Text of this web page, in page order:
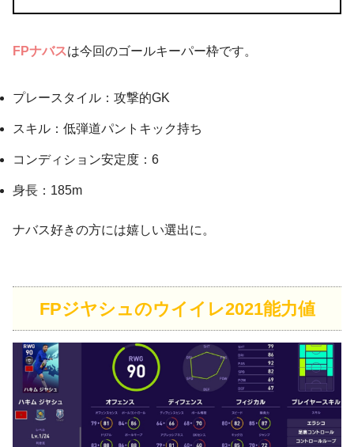
FPナバスは今回のゴールキーパー枠です。
プレースタイル：攻撃的GK
スキル：低弾道パントキック持ち
コンディション安定度：6
身長：185m
ナバス好きの方には嬉しい選出に。
FPジヤシュのウイイレ2021能力値